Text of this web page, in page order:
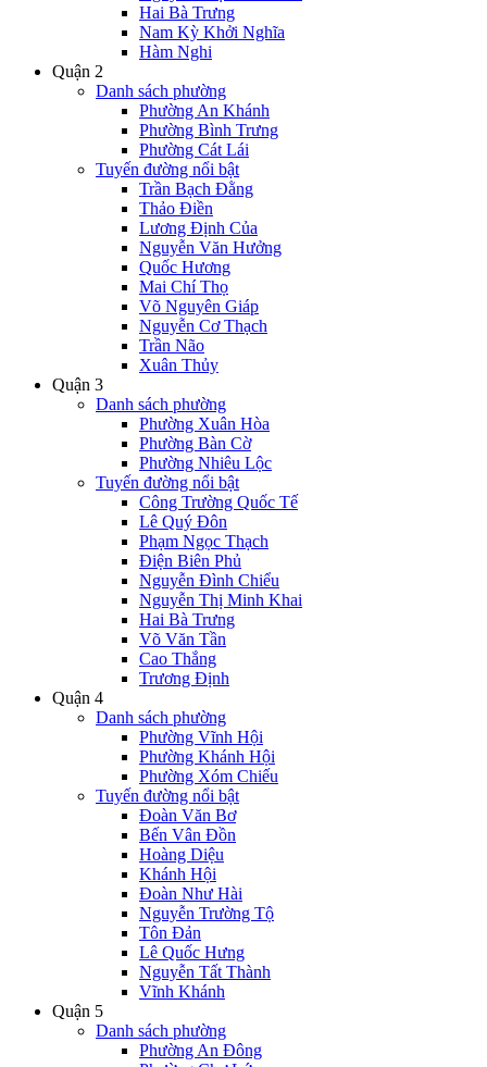
Hai Bà Trưng
Nam Kỳ Khởi Nghĩa
Hàm Nghi
Quận 2
Danh sách phường
Phường An Khánh
Phường Bình Trưng
Phường Cát Lái
Tuyến đường nổi bật
Trần Bạch Đằng
Thảo Điền
Lương Định Của
Nguyễn Văn Hưởng
Quốc Hương
Mai Chí Thọ
Võ Nguyên Giáp
Nguyễn Cơ Thạch
Trần Não
Xuân Thủy
Quận 3
Danh sách phường
Phường Xuân Hòa
Phường Bàn Cờ
Phường Nhiêu Lộc
Tuyến đường nổi bật
Công Trường Quốc Tế
Lê Quý Đôn
Phạm Ngọc Thạch
Điện Biên Phủ
Nguyễn Đình Chiểu
Nguyễn Thị Minh Khai
Hai Bà Trưng
Võ Văn Tần
Cao Thắng
Trương Định
Quận 4
Danh sách phường
Phường Vĩnh Hội
Phường Khánh Hội
Phường Xóm Chiếu
Tuyến đường nổi bật
Đoàn Văn Bơ
Bến Vân Đồn
Hoàng Diệu
Khánh Hội
Đoàn Như Hài
Nguyễn Trường Tộ
Tôn Đản
Lê Quốc Hưng
Nguyễn Tất Thành
Vĩnh Khánh
Quận 5
Danh sách phường
Phường An Đông